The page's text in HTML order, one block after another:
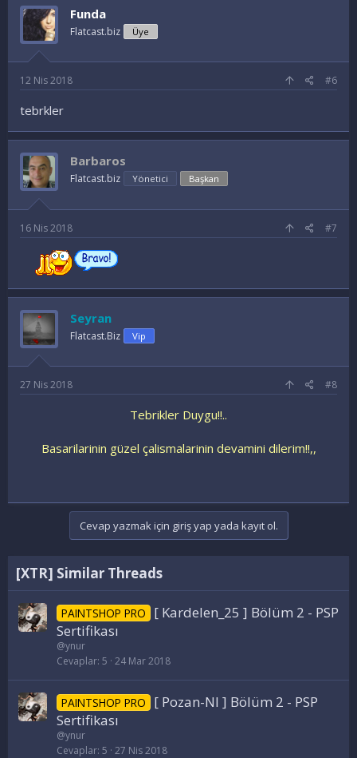
Funda
Flatcast.biz Üye
12 Nis 2018 #6
tebrkler
Barbaros
Flatcast.biz Yönetici Başkan
16 Nis 2018 #7
Seyran
Flatcast.Biz Vip
27 Nis 2018 #8
Tebrikler Duygu!!..
Basarilarinin güzel çalismalarinin devamini dilerim!!,,
Cevap yazmak için giriş yap yada kayıt ol.
[XTR] Similar Threads
PAINTSHOP PRO
[ Kardelen_25 ] Bölüm 2 - PSP
Sertifikası
@ynur
Cevaplar 5 24 Mar 2018
PAINTSHOP PRO
[ Pozan-Nl ] Bölüm 2 - PSP
Sertifikası
@ynur
Cevaplar 5 27 Nis 2018